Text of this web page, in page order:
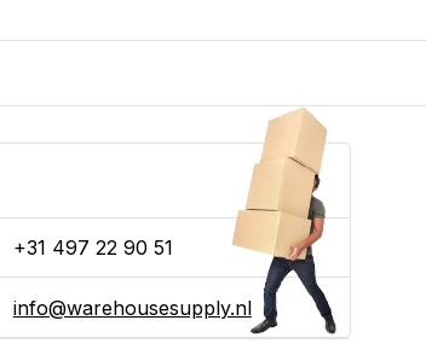
+31 497 22 90 51
info@warehousesupply.nl